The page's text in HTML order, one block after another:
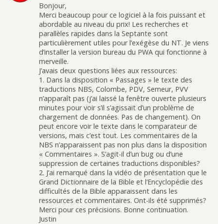
Bonjour,
Merci beaucoup pour ce logiciel à la fois puissant et
abordable au niveau du prix! Les recherches et
parallèles rapides dans la Septante sont
particulièrement utiles pour l’exégèse du NT. Je viens
d’installer la version bureau du PWA qui fonctionne à
merveille.
J’avais deux questions liées aux ressources:
1. Dans la disposition « Passages » le texte des
traductions NBS, Colombe, PDV, Semeur, PVV
n’apparaît pas (j’ai laissé la fenêtre ouverte plusieurs
minutes pour voir s’il s’agissait d’un problème de
chargement de données. Pas de changement). On
peut encore voir le texte dans le comparateur de
versions, mais c’est tout. Les commentaires de la
NBS n’apparaissent pas non plus dans la disposition
« Commentaires ». S’agit-il d’un bug ou d’une
suppression de certaines traductions disponibles?
2. J’ai remarqué dans la vidéo de présentation que le
Grand Dictionnaire de la Bible et l’Encyclopédie des
difficultés de la Bible apparaissent dans les
ressources et commentaires. Ont-ils été supprimés?
Merci pour ces précisions. Bonne continuation.
Justin